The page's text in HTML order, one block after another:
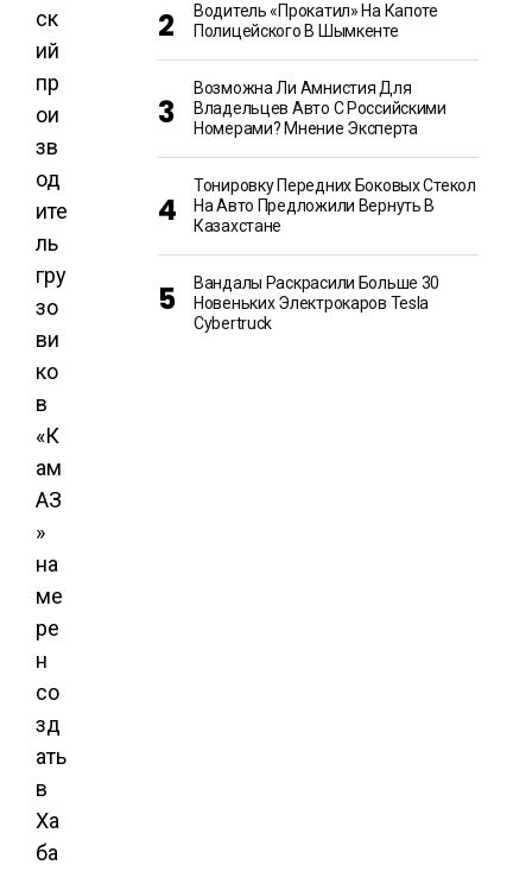
ск
ий
пр
ои
зв
од
ите
ль
гру
зо
ви
ко
в
«К
ам
АЗ
»
на
ме
ре
н
со
зд
ать
в
Ха
ба
Водитель «прокатил» На Капоте
Полицейского В Шымкенте
Возможна Ли Амнистия Для
Владельцев Авто С Российскими
Номерами? Мнение Эксперта
Тонировку Передних Боковых Стекол
На Авто Предложили Вернуть В
Казахстане
Вандалы Раскрасили Больше 30
Новеньких Электрокаров Tesla
Cybertruck